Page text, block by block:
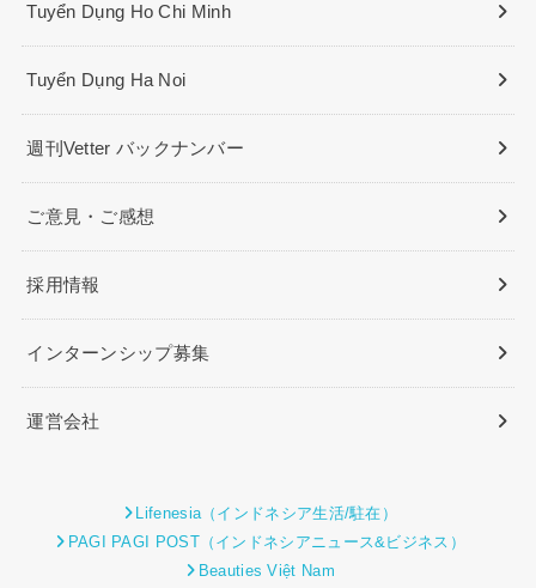
Tuyển Dụng Ho Chi Minh
Tuyển Dụng Ha Noi
週刊Vetter バックナンバー
ご意見・ご感想
採用情報
インターンシップ募集
運営会社
Lifenesia（インドネシア生活/駐在）
PAGI PAGI POST（インドネシアニュース&ビジネス）
Beauties Việt Nam